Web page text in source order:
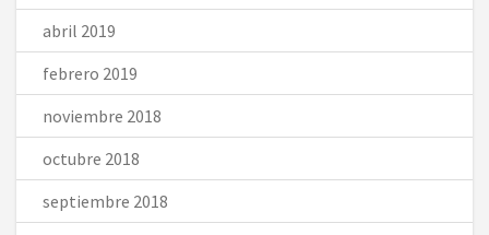
abril 2019
febrero 2019
noviembre 2018
octubre 2018
septiembre 2018